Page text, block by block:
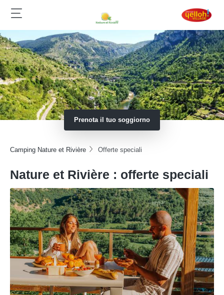
Prenota il tuo soggiorno
Camping Nature et Rivière Offerte speciali
Nature et Rivière : offerte speciali